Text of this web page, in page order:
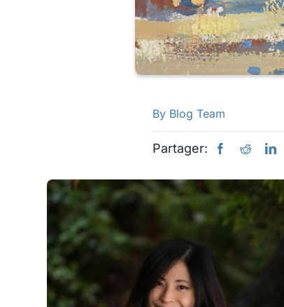
By Blog Team
Partager: